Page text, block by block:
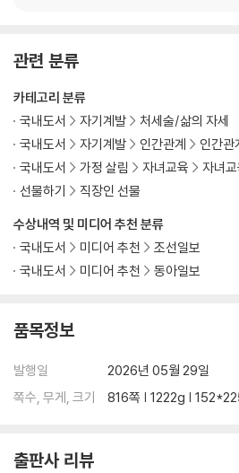
프롤로그: 감정 조절은 인생을 바꾸는 기술이
제1부 우리는 지금 어디에 있는가?
제1장 모두가 감정을 잘 다루는 세상이 된다면
동료와 진심 어린 소통으로 협력한다
용기를 내어 배우자와 진실한 대화를 시작한
아이의 감정 신호를 읽고 든든한 조력자가 된
누구도 감정에 휘둘리지 않는 세상
제2장 우리가 감정을 잘 다루지 못하는 일곱
3. 부모가 가르쳐주지 않았다
5. 빠른 해결책만 찾으려 한다
6. 예방보다 치료를 우선한다
제2부 감정 조절의 의미와 원리
관련 분류
수상내역 및 미디어 추천 분류
국내도서
미디어 추천
조선일보
국내도서
미디어 추천 동아일보
카테고리 분류
국내도서
자기계발
처세술/삶의 자세
국내도서
자기계발 인간관계
인간관
국내도서
가정 살림 자녀교육
자녀
선물하기
직장인 선물
품목정보
발행일
2026년 05월 29일
쪽수, 무게, 크기
816쪽 | 1222g |
출판사 리뷰